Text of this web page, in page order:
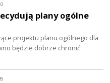
plany ogólne
projektu planu ogólnego dla
będzie dobrze chronić